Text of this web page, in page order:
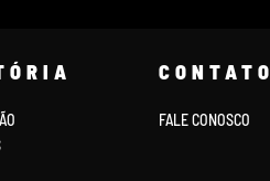
CONTATO
FALE CONOSCO